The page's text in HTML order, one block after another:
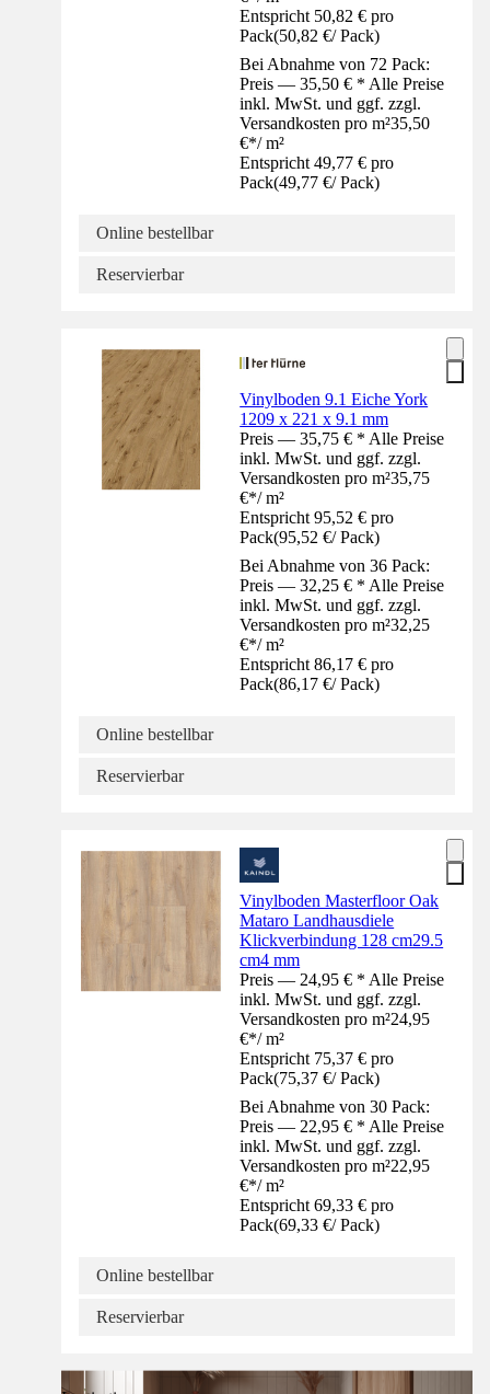
Entspricht 50,82 € pro
Pack(50,82 €/ Pack)
Bei Abnahme von 72 Pack:
Preis — 35,50 € * Alle Preise
inkl. MwSt. und ggf. zzgl.
Versandkosten pro m²35,50
€*/ m²
Entspricht 49,77 € pro
Pack(49,77 €/ Pack)
Online bestellbar
Reservierbar
Vinylboden 9.1 Eiche York
1209 x 221 x 9.1 mm
Preis — 35,75 € * Alle Preise
inkl. MwSt. und ggf. zzgl.
Versandkosten pro m²35,75
€*/ m²
Entspricht 95,52 € pro
Pack(95,52 €/ Pack)
Bei Abnahme von 36 Pack:
Preis — 32,25 € * Alle Preise
inkl. MwSt. und ggf. zzgl.
Versandkosten pro m²32,25
€*/ m²
Entspricht 86,17 € pro
Pack(86,17 €/ Pack)
Online bestellbar
Reservierbar
Vinylboden Masterfloor Oak
Mataro Landhausdiele
Klickverbindung 128 cm29.5
cm4 mm
Preis — 24,95 € * Alle Preise
inkl. MwSt. und ggf. zzgl.
Versandkosten pro m²24,95
€*/ m²
Entspricht 75,37 € pro
Pack(75,37 €/ Pack)
Bei Abnahme von 30 Pack:
Preis — 22,95 € * Alle Preise
inkl. MwSt. und ggf. zzgl.
Versandkosten pro m²22,95
€*/ m²
Entspricht 69,33 € pro
Pack(69,33 €/ Pack)
Online bestellbar
Reservierbar